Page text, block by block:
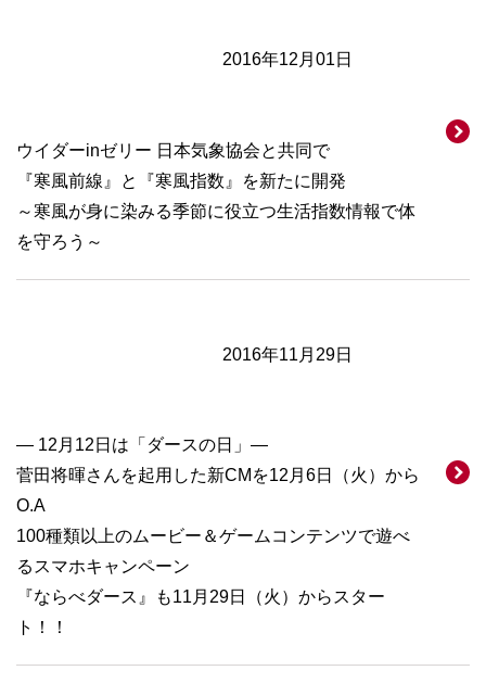
2016年12月01日
ウイダーinゼリー 日本気象協会と共同で
『寒風前線』と『寒風指数』を新たに開発
～寒風が身に染みる季節に役立つ生活指数情報で体
を守ろう～
2016年11月29日
― 12月12日は「ダースの日」―
菅田将暉さんを起用した新CMを12月6日（火）から
O.A
100種類以上のムービー＆ゲームコンテンツで遊べ
るスマホキャンペーン
『ならべダース』も11月29日（火）からスター
ト！！